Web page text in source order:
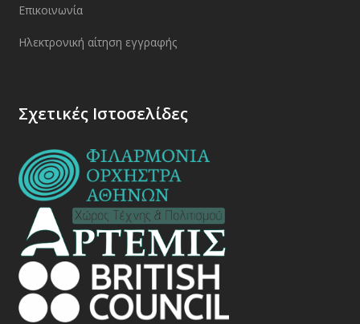
Επικοινωνία
Ηλεκτρονική αίτηση εγγραφής
Σχετικές Ιστοσελίδες